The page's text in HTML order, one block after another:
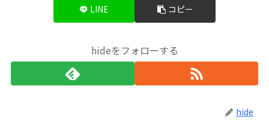
LINE コピー
hideをフォローする
hide